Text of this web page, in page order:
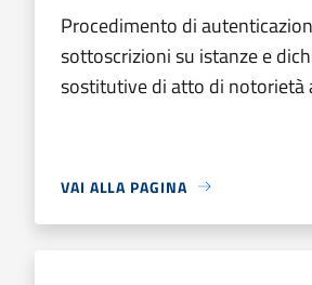
Procedimento di
sottoscrizioni su istanze e
sostitutive di atto di notorietà
VAI ALLA PAGINA